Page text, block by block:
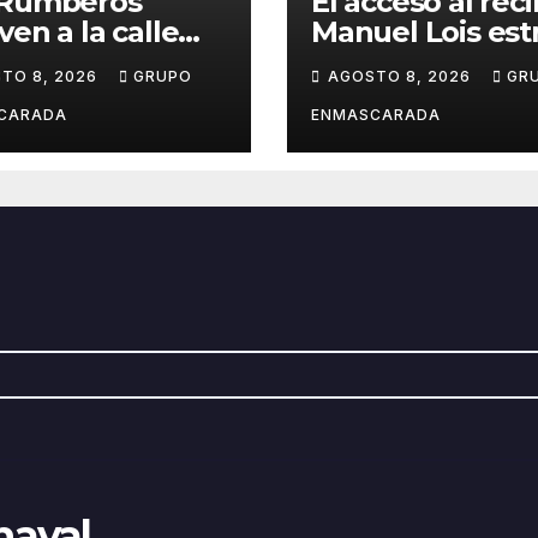
a la calle
51 años
el mismo
el mismo
8, 2026 GRUPO
Manuel Lois
espera
AGOSTO 8, 2026
ENMASCARADA